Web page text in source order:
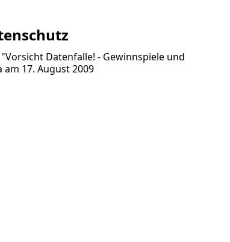
Datenfalle! - Gewinnspiele und
am 17. August 2009